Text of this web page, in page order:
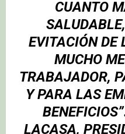
CUANTO
EVITACIÓN DE
MUCHO
TRABAJADOR,
Y PARA LAS
LACASA,